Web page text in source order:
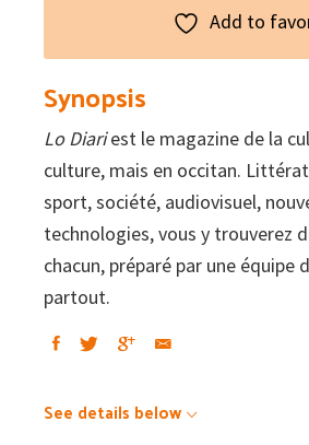
Add to
Synopsis
Lo Diariest le magazine de la
culture, mais en occitan.
sport, société, audiovisuel,
technologies, vous y trouverez
chacun, préparé par une équipe
partout.
See details below